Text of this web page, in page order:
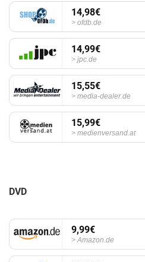
14,98€
ofdb.de
14,99€
jpc.de
15,55€
media-dealer.de
15,99€
medienversand.at
DVD
9,99€
Amazon.de